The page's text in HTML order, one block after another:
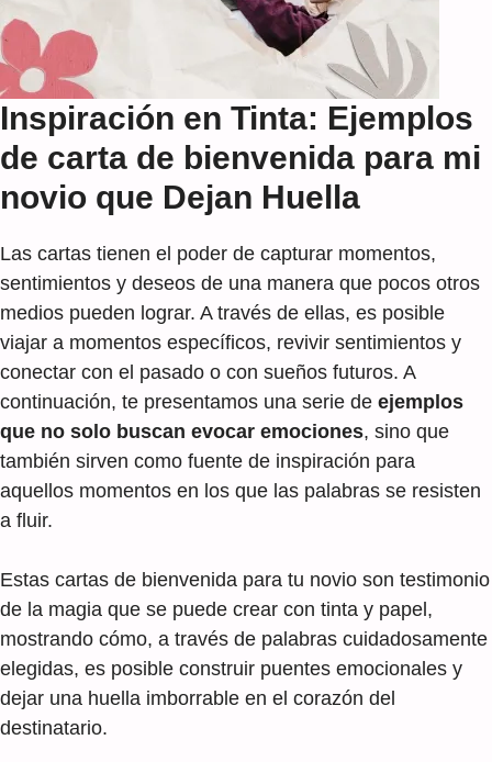
Inspiración en Tinta: Ejemplos
de carta de bienvenida para mi
novio que Dejan Huella
Las cartas tienen el poder de capturar momentos,
sentimientos y deseos de una manera que pocos otros
medios pueden lograr. A través de ellas, es posible
viajar a momentos específicos, revivir sentimientos y
conectar con el pasado o con sueños futuros. A
continuación, te presentamos una serie de ejemplos
que no solo buscan evocar emociones, sino que
también sirven como fuente de inspiración para
aquellos momentos en los que las palabras se resisten
a fluir.
Estas cartas de bienvenida para tu novio son testimonio
de la magia que se puede crear con tinta y papel,
mostrando cómo, a través de palabras cuidadosamente
elegidas, es posible construir puentes emocionales y
dejar una huella imborrable en el corazón del
destinatario.